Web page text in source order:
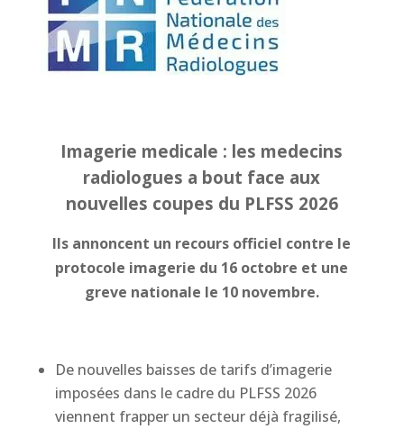
Imagerie medicale : les medecins
radiologues a bout face aux
nouvelles coupes du PLFSS 2026
Ils annoncent un recours officiel contre le
protocole imagerie du 16 octobre et une
greve nationale le 10 novembre.
De nouvelles baisses de tarifs d’imagerie
imposées dans le cadre du PLFSS 2026
viennent frapper un secteur déjà fragilisé,